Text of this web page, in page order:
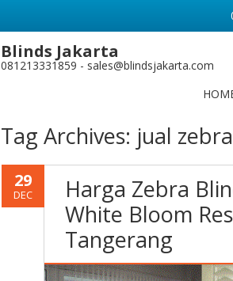
Blinds Jakarta
081213331859 - sales@blindsjakarta.com
Tag Archives: jual
29
DEC
Harga Zebra
White Bloom
Tangerang